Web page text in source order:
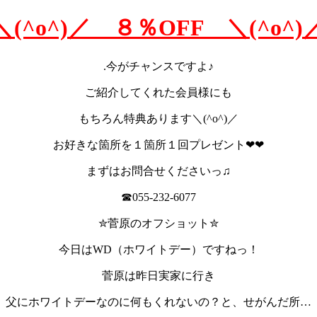
(^o^)／ ８％OFF ＼(^o^)
.今がチャンスですよ♪
ご紹介してくれた会員様にも
もちろん特典あります＼(^o^)／
お好きな箇所を１箇所１回プレゼント❤❤
まずはお問合せくださいっ♫
☎055-232-6077
✮菅原のオフショット✮
今日はWD（ホワイトデー）ですねっ！
菅原は昨日実家に行き
父にホワイトデーなのに何もくれないの？と、せがんだ所…